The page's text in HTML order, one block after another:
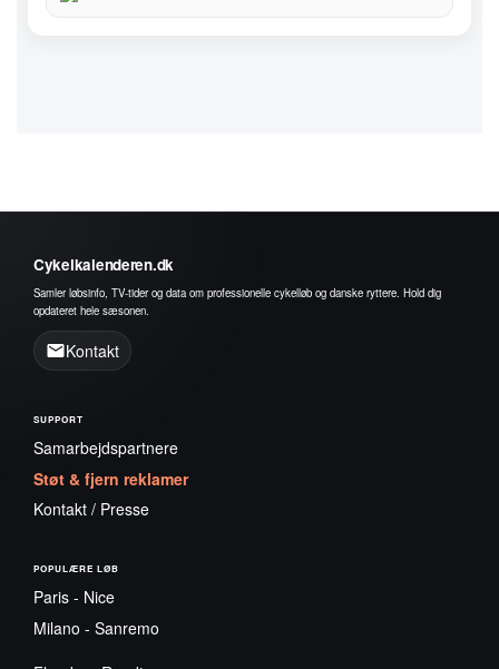
Cykelkalenderen.dk
Samler løbsinfo, TV-tider og data om professionelle cykelløb og danske ryttere. Hold dig
opdateret hele sæsonen.
Kontakt
SUPPORT
Samarbejdspartnere
Støt & fjern reklamer
Kontakt / Presse
POPULÆRE LØB
Paris - Nice
Milano - Sanremo